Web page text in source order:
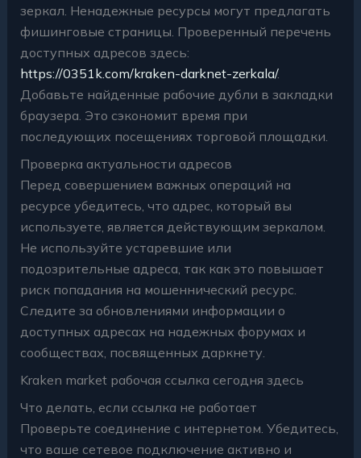
зеркал. Ненадежные ресурсы могут предлагать
фишинговые страницы. Проверенный перечень
доступных адресов здесь:
https://0351k.com/kraken-darknet-zerkala/.
Добавьте найденные рабочие дубли в закладки
браузера. Это сэкономит время при
последующих посещениях торговой площадки.
Проверка актуальности адресов
Перед совершением важных операций на
ресурсе убедитесь, что адрес, который вы
используете, является действующим зеркалом.
Не используйте устаревшие или
подозрительные адреса, так как это повышает
риск попадания на мошеннический ресурс.
Следите за обновлениями информации о
доступных адресах на надежных форумах и
сообществах, посвященных даркнету.
Kraken market рабочая ссылка сегодня здесь
Что делать, если ссылка не работает
Проверьте соединение с интернетом. Убедитесь,
что ваше сетевое подключение активно и